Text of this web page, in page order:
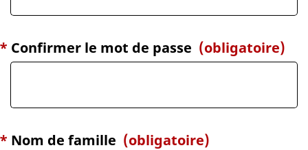
* Confirmer le mot de passe (obligatoire)
* Nom de famille (obligatoire)